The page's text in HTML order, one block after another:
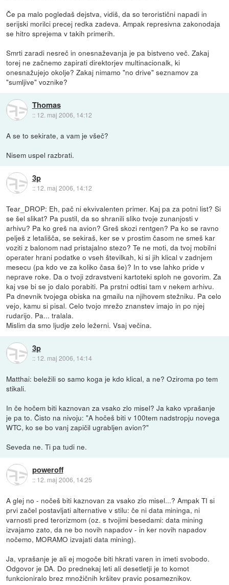
Če pa malo pogledaš dejstva, vidiš, da so teroristični napadi in
serijski morilci precej redka zadeva. Ampak represivna zakonodaja
se hitro sprejema v takih primerih.
Smrti zaradi nesreč in onesnaževanja je pa bistveno več. Zakaj
torej ne začnemo zapirati direktorjev multinacionalk, ki
onesnažujejo okolje? Zakaj nimamo "no drive" seznamov za
"sumljive" voznike?
Thomas
:: 12. maj 2006, 14:12
A se to sekirate, a vam je všeč?
Nisem uspel razbrati.
3p
:: 12. maj 2006, 14:12
Tear_DROP: Eh, pač ni ekvivalenten primer. Kaj pa za potni list? Si
se šel slikat? Pa pustil, da so shranili sliko tvoje zunanjosti v
arhivu? Pa ko greš na avion? Greš skozi rentgen? Pa ko se ravno
pelješ z letališča, se sekiraš, ker se v prostim časom ne smeš kar
voziti z balonom nad pristajalno stezo? Te ne moti, da tvoj mobilni
operater hrani podatke o vseh številkah, ki si jih klical v zadnjem
mesecu (pa kdo ve za koliko časa še)? In to vse lahko pride v
neprave roke. Da o tvoji zdravstveni kartoteki sploh ne govorim. Za
kaj vse bi se jo dalo porabiti. Pa prstni odtisi tam v nekem arhivu.
Pa dnevnik tvojega obiska na gmailu na njihovem stežniku. Pa celo
vejo, kamu si pisal. Celo tvojo mrežo znanstev imajo in po njej
rudarijo. Pa... tralala.
Mislim da smo ljudje zelo ležerni. Vsaj večina.
3p
:: 12. maj 2006, 14:14
Matthai: beležili so samo koga je kdo klical, a ne? Oziroma po tem
stikali.
In če hočem biti kaznovan za vsako zlo misel? Ja kako vprašanje
je pa to. Čisto na nivoju: "A hočeš biti v 100tem nadstropju novega
WTC, ko se bo vanj zapičil ugrabljen avion?"
Seveda ne. Ti pa tudi ne.
poweroff
:: 12. maj 2006, 14:25
A glej no - nočeš biti kaznovan za vsako zlo misel...? Ampak TI si
prvi začel postavljati alternative v stilu: če ni data mininga, ni
varnosti pred terorizmom (oz. s tvojimi besedami: data mining
izvajamo zato, da ne bo novih napadov - in ker novih napadov
nočemo, MORAMO izvajati data mining).
Ja, vprašanje je ali ej mogoče biti hkrati varen in imeti svobodo.
Odgovor je DA. Do prednekaj leti ali desetletji je to komot
funkcioniralo brez množičnih kršitev pravic posameznikov.